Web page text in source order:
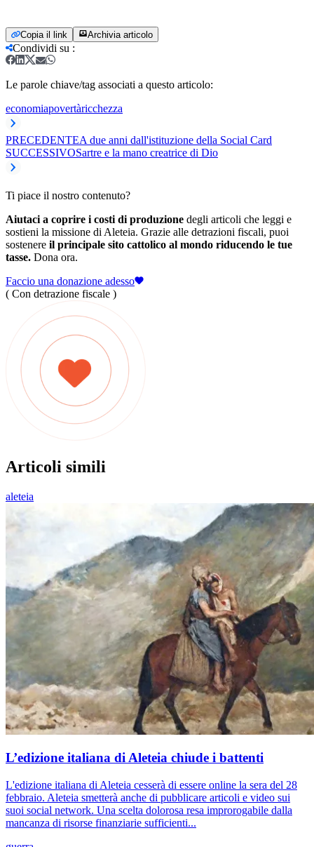
Copia il link Archivia articolo
Condividi su :
Le parole chiave/tag associati a questo articolo:
economiapovertàricchezza
PRECEDENTEA due anni dall'istituzione della Social Card
SUCCESSIVOSartre e la mano creatrice di Dio
Ti piace il nostro contenuto?
Aiutaci a coprire i costi di produzione degli articoli che leggi e
sostieni la missione di Aleteia. Grazie alle detrazioni fiscali, puoi
sostenere il principale sito cattolico al mondo riducendo le tue
tasse. Dona ora.
Faccio una donazione adesso
( Con detrazione fiscale )
Articoli simili
aleteia
L’edizione italiana di Aleteia chiude i battenti
L'edizione italiana di Aleteia cesserà di essere online la sera del 28
febbraio. Aleteia smetterà anche di pubblicare articoli e video sui
suoi social network. Una scelta dolorosa resa improrogabile dalla
mancanza di risorse finanziarie sufficienti...